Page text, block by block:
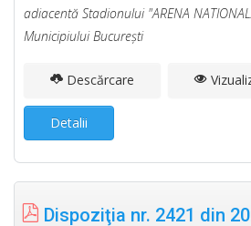
adiacentă Stadionului "ARENA
Municipiului Bucureşti
Descărcare
Detalii
Dispoziţia nr. 2421 din